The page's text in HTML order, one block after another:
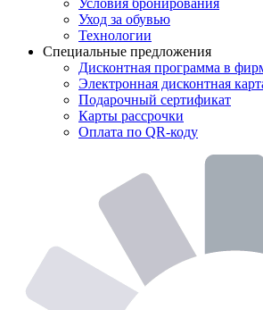
Условия бронирования
Уход за обувью
Технологии
Специальные предложения
Дисконтная программа в
Электронная дисконтная
Подарочный сертификат
Карты рассрочки
Оплата по QR-коду